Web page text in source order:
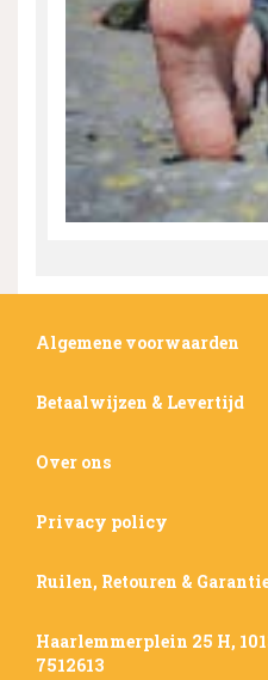
Algemene voorwaarden
Betaalwijzen & Levertijd
Over ons
Privacy policy
Ruilen, Retouren &
Haarlemmerplein 25 H,
7512613